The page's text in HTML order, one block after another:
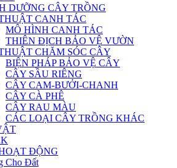
DƯỠNG CÂY TRỒNG
CANH TÁC
MÔ HÌNH CANH TÁC
THIÊN ĐỊCH BẢO VỆ VƯỜN
CHĂM SÓC CÂY
BIỆN PHÁP BẢO VỆ CÂY
CÂY SẦU RIÊNG
CÂY CAM-BƯỞI-CHANH
CÂY CÀ PHÊ
CÂY RAU MÀU
CÁC LOẠI CÂY TRỒNG KHÁC
ĐỘNG
Cho Đất